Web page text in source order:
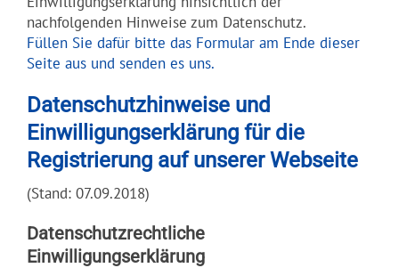
nachfolgenden Hinweise zum Datenschutz.
Füllen Sie dafür bitte das Formular am Ende dieser
Seite aus und senden es uns.
Datenschutzhinweise und
Einwilligungserklärung für die
Registrierung auf unserer Webseite
(Stand: 07.09.2018)
Datenschutzrechtliche
Einwilligungserklärung